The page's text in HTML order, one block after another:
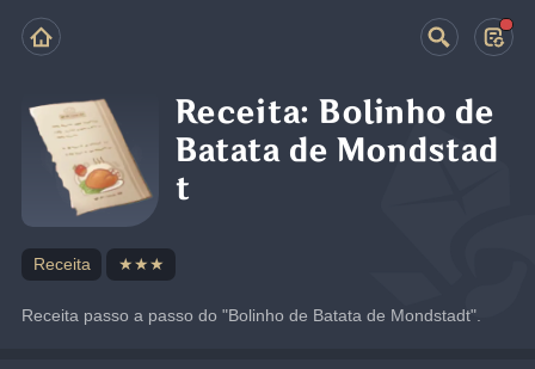
Receita: Bolinho de
Batata de Mondstad
t
Receita ★★★
Receita passo a passo do "Bolinho de Batata de Mondstadt".